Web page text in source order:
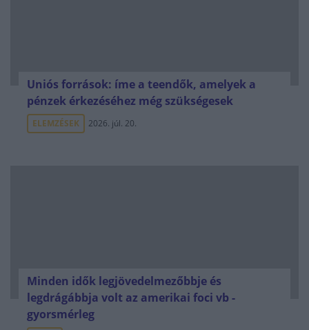
Uniós források: íme a teendők, amelyek a
pénzek érkezéséhez még szükségesek
ELEMZÉSEK 2026. júl. 20.
Minden idők legjövedelmezőbbje és
legdrágábbja volt az amerikai foci vb -
gyorsmérleg